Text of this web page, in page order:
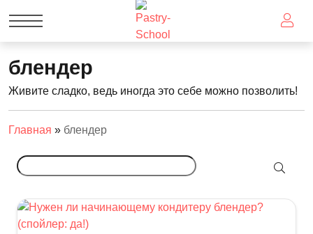
блендер
Живите сладко, ведь иногда это себе можно позволить!
Главная » блендер